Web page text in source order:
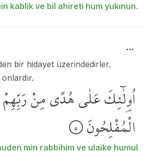
kablik ve bil ahireti hum yukınun.
bir hidayet üzerindedirler.
اُو۬لٰٓئِكَعَلٰىهُدًىمِنْرَبِّهِمْ
الْمُفْلِحُونَ ٥
min rabbihim ve ulaike humul